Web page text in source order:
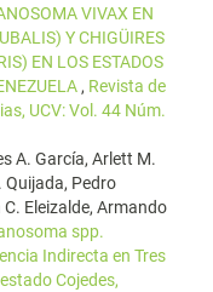
VIVAX EN
Y CHIGÜIRES
EN LOS ESTADOS
, Revista de
UCV: Vol. 44 Núm.
A. García, Arlett M.
Quijada, Pedro
Eleizalde, Armando
spp.
Indirecta en Tres
Cojedes,